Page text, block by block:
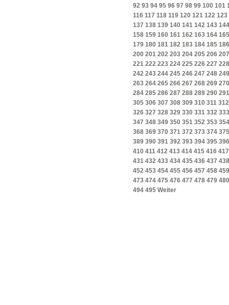
92 93 94 95 96 97 98 99 100 101
116 117 118 119 120 121 122 123
137 138 139 140 141 142 143 144
158 159 160 161 162 163 164 165
179 180 181 182 183 184 185 186
200 201 202 203 204 205 206 207
221 222 223 224 225 226 227 228
242 243 244 245 246 247 248 249
263 264 265 266 267 268 269 270
284 285 286 287 288 289 290 291
305 306 307 308 309 310 311 312
326 327 328 329 330 331 332 333
347 348 349 350 351 352 353 354
368 369 370 371 372 373 374 375
389 390 391 392 393 394 395 396
410 411 412 413 414 415 416 417
431 432 433 434 435 436 437 438
452 453 454 455 456 457 458 459
473 474 475 476 477 478 479 480
494 495 Weiter